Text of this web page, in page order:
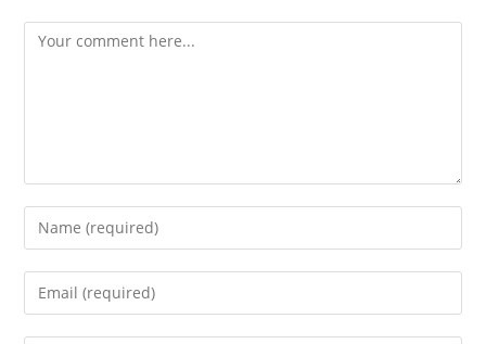
Comment
Enter
your
name
Enter
your
email